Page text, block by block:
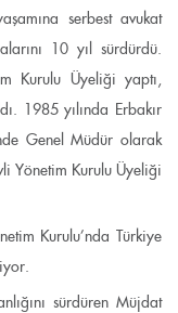
serbest avukat
10 yıl sürdürdü.
Kurulu Üyeliği yaptı,
1985 yılında Erbakır
Genel Müdür olarak
Yönetim Kurulu Üyeliği
Kurulu’nda Türkiye
sürdüren Müjdat